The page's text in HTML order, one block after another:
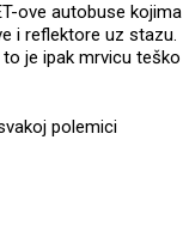
ove autobuse kojima
i reflektore uz stazu.
to je ipak mrvicu teško
polemici